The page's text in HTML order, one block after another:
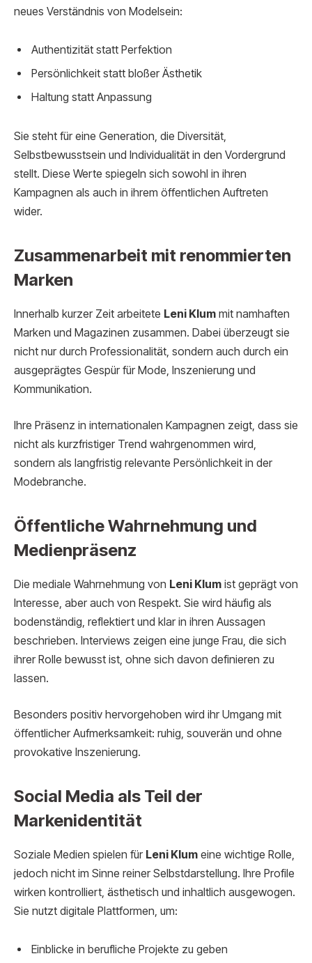
neues Verständnis von Modelsein:
Authentizität statt Perfektion
Persönlichkeit statt bloßer Ästhetik
Haltung statt Anpassung
Sie steht für eine Generation, die Diversität,
Selbstbewusstsein und Individualität in den Vordergrund
stellt. Diese Werte spiegeln sich sowohl in ihren
Kampagnen als auch in ihrem öffentlichen Auftreten
wider.
Zusammenarbeit mit renommierten
Marken
Innerhalb kurzer Zeit arbeitete Leni Klum mit namhaften
Marken und Magazinen zusammen. Dabei überzeugt sie
nicht nur durch Professionalität, sondern auch durch ein
ausgeprägtes Gespür für Mode, Inszenierung und
Kommunikation.
Ihre Präsenz in internationalen Kampagnen zeigt, dass sie
nicht als kurzfristiger Trend wahrgenommen wird,
sondern als langfristig relevante Persönlichkeit in der
Modebranche.
Öffentliche Wahrnehmung und
Medienpräsenz
Die mediale Wahrnehmung von Leni Klum ist geprägt von
Interesse, aber auch von Respekt. Sie wird häufig als
bodenständig, reflektiert und klar in ihren Aussagen
beschrieben. Interviews zeigen eine junge Frau, die sich
ihrer Rolle bewusst ist, ohne sich davon definieren zu
lassen.
Besonders positiv hervorgehoben wird ihr Umgang mit
öffentlicher Aufmerksamkeit: ruhig, souverän und ohne
provokative Inszenierung.
Social Media als Teil der
Markenidentität
Soziale Medien spielen für Leni Klum eine wichtige Rolle,
jedoch nicht im Sinne reiner Selbstdarstellung. Ihre Profile
wirken kontrolliert, ästhetisch und inhaltlich ausgewogen.
Sie nutzt digitale Plattformen, um:
Einblicke in berufliche Projekte zu geben